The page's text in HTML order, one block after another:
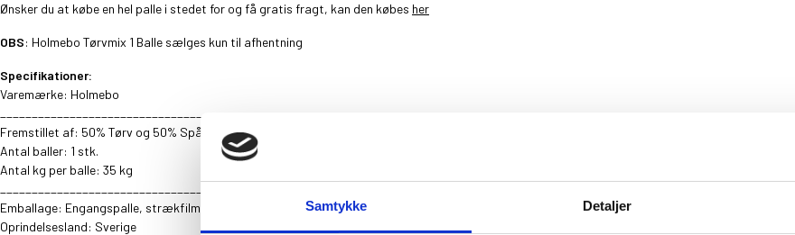
Samtykke Detaljer
Ønsker du at købe en hel palle i stedet for og få gratis fragt, kan den købes her
OBS: Holmebo Tørvmix 1 Balle sælges kun til afhentning
Specifikationer:
Varemærke: Holmebo
Fremstillet af: 50% Tørv og 50% Spåner
Antal baller: 1 stk.
Antal kg per balle: 35 kg
Emballage: Engangspalle, strækfilm og plastik topdække
Oprindelsesland: Sverige